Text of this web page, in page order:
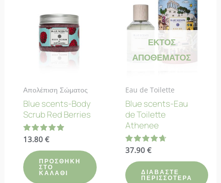
Απολέπιση Σώματος
Blue scents-Body
Scrub Red Berries
Βαθμολογήθηκε
5.00
από 5
13.80 €
ΠΡΟΣΘΉΚΗ
ΣΤΟ
ΚΑΛΆΘΙ
ΕΚΤΌΣ
ΑΠΟΘΈΜΑΤΟΣ
Eau de Toilette
Blue scents-Eau
de Toilette
Athenee
Βαθμολογήθηκε
4.67
από 5
37.90€
ΔΙΑΒΆΣΤΕ
ΠΕΡΙΣΣΌΤΕΡΑ